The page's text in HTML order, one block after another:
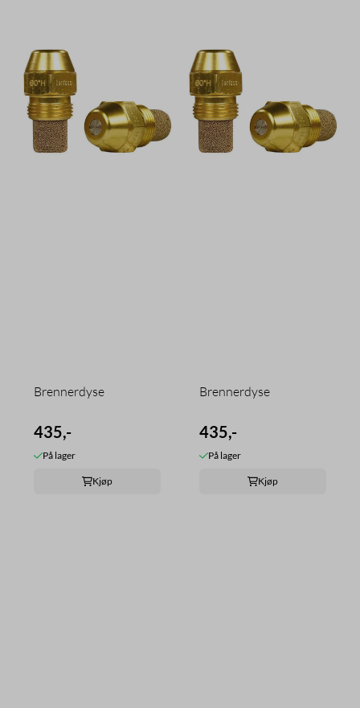
Brennerdyse
435,-
På lager
Kjøp
Brennerdyse
435,-
På lager
Kjøp